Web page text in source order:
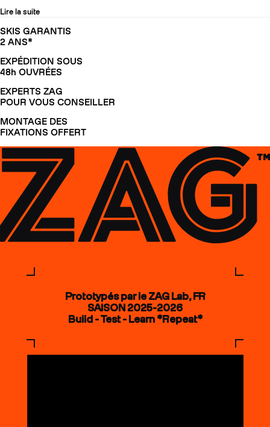
Lire la suite
SKIS GARANTIS
2 ANS*
EXPÉDITION SOUS
48h OUVRÉES
EXPERTS ZAG
POUR VOUS CONSEILLER
MONTAGE DES
FIXATIONS OFFERT
Prototypés par le ZAG Lab, FR
SAISON 2025-2026
Build - Test - Learn *Repeat*